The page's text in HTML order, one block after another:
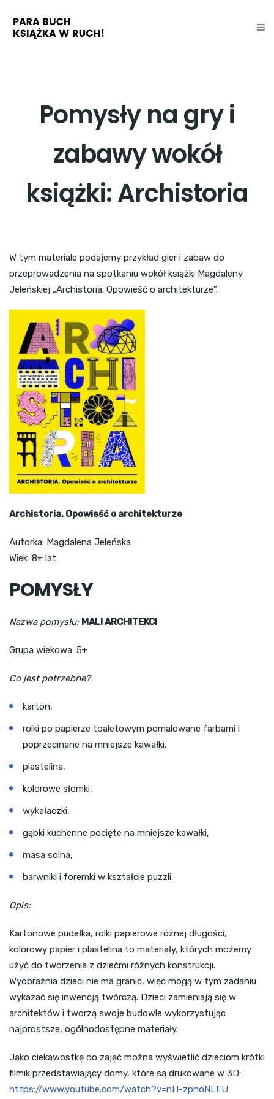
Pomysły na gry i
zabawy wokół
książki: Archistoria
W tym materiale podajemy przykład gier i zabaw do
przeprowadzenia na spotkaniu wokół książki Magdaleny
Jeleńskiej „Archistoria. Opowieść o architekturze”.
Archistoria. Opowieść o architekturze
Autorka: Magdalena Jeleńska
Wiek: 8+ lat
POMYSŁY
Nazwa pomysłu: MALI ARCHITEKCI
Grupa wiekowa: 5+
Co jest potrzebne?
karton,
rolki po papierze toaletowym pomalowane farbami i
poprzecinane na mniejsze kawałki,
plastelina,
kolorowe słomki,
wykałaczki,
gąbki kuchenne pocięte na mniejsze kawałki,
masa solna,
barwniki i foremki w kształcie puzzli.
Opis:
Kartonowe pudełka, rolki papierowe różnej długości,
kolorowy papier i plastelina to materiały, których możemy
użyć do tworzenia z dziećmi różnych konstrukcji.
Wyobraźnia dzieci nie ma granic, więc mogą w tym zadaniu
wykazać się inwencją twórczą. Dzieci zamieniają się w
architektów i tworzą swoje budowle wykorzystując
najprostsze, ogólnodostępne materiały.
Jako ciekawostkę do zajęć można wyświetlić dzieciom krótki
filmik przedstawiający domy, które są drukowane w 3D:
https://www.youtube.com/watch?v=nH-zpnoNLEU